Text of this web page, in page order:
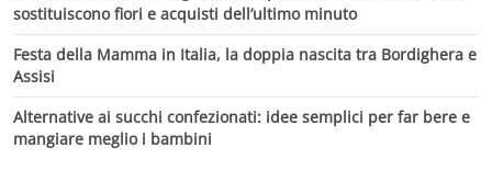
sostituiscono fiori e acquisti dell’ultimo minuto
Festa della Mamma in Italia, la doppia nascita tra Bordighera e
Assisi
Alternative ai succhi confezionati: idee semplici per far bere e
mangiare meglio i bambini